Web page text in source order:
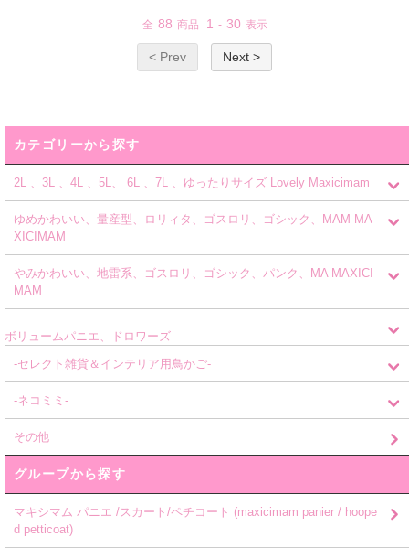
全 88 商品 1 - 30 表示
< Prev Next >
カテゴリーから探す
2L 、3L 、4L 、5L、 6L 、7L 、ゆったりサイズ Lovely Maxicimam
ゆめかわいい、量産型、ロリィタ、ゴスロリ、ゴシック、MAM MA
XICIMAM
やみかわいい、地雷系、ゴスロリ、ゴシック、パンク、MA MAXICI
MAM
ボリュームパニエ、ドロワーズ
-セレクト雑貨＆インテリア用鳥かご-
-ネコミミ-
その他
グループから探す
マキシマム パニエ /スカート/ペチコート (maxicimam panier / hoope
d petticoat)